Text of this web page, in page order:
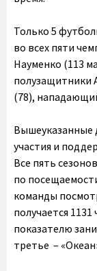
Только 5
во всех пяти
Науменко (113
полузащитники
(78),
Вышеуказанные
участия и
Все пять
по
команды
получается
показателю
третье –